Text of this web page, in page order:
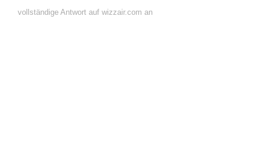
vollständige Antwort auf wizzair.com an